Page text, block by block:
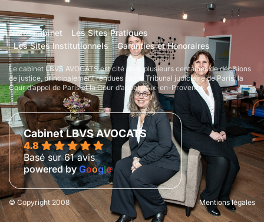
© Copyright 2008 Mentions légales
Notre cabinet
Les Sites Pratiques
Les Sites Institutionnels
Garanties et Honoraires
Le cabinet LBVS AVOCATS est cité dans plusieurs centaines de décisions
de justice, principalement rendues par le Tribunal judiciaire de Paris, la
Cour d’appel de Paris et la Cour d’appel d’Aix-en-Provence.
Cabinet LBVS AVOCATS
4.8
Basé sur 61 avis
powered byGoogle